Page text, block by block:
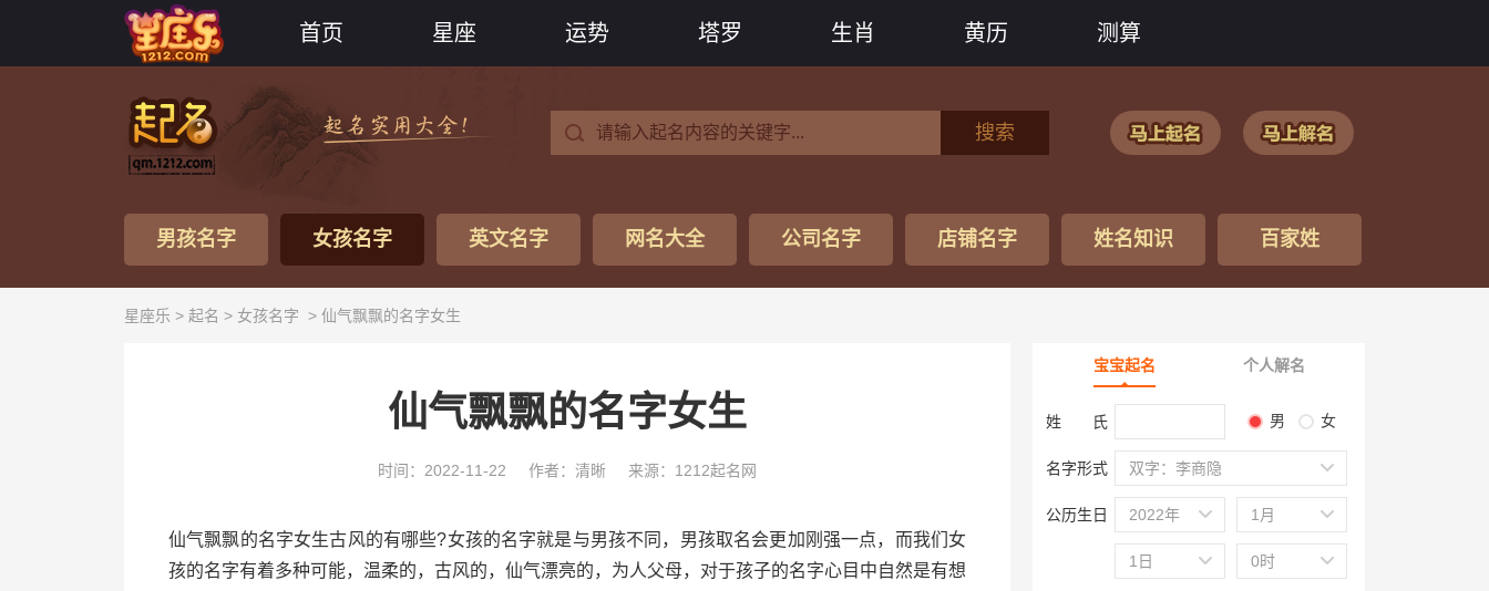
首页 星座 运势 塔罗 生肖 黄历 测算
搜索
男孩名字 女孩名字 英文名字 网名大全 公司名字 店铺名字 姓名知识 百家姓
星座乐 > 起名 > 女孩名字 > 仙气飘飘的名字女生
仙气飘飘的名字女生
时间：2022-11-22 作者：清晰 来源：1212起名网
仙气飘飘的名字女生古风的有哪些?女孩的名字就是与男孩不同，男孩取名会更加刚强一点，而我们女
孩的名字有着多种可能，温柔的，古风的，仙气漂亮的，为人父母，对于孩子的名字心目中自然是有想
宝宝起名 个人解名
姓 氏 男 女
名字形式 双字：李商隐
公历生日 2022年 1月
1日 0时